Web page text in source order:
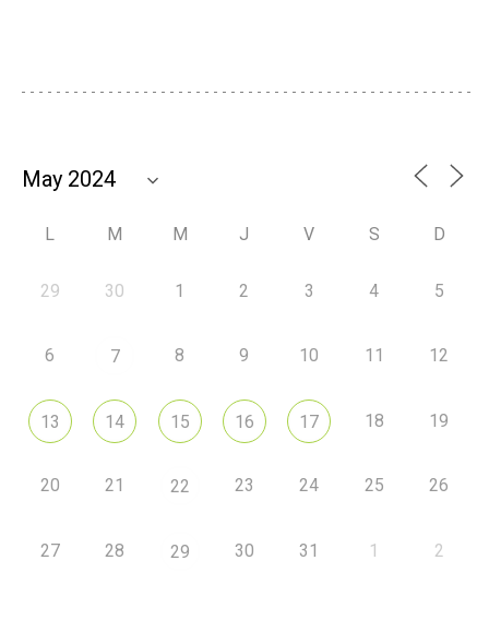
L M M J V S D
29 30 1 2 3 4 5
6 7 8 9 10 11 12
13 14 15 16 17 18 19
20 21 22 23 24 25 26
27 28 29 30 31 1 2